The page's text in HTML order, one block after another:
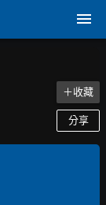
＋收藏
分享